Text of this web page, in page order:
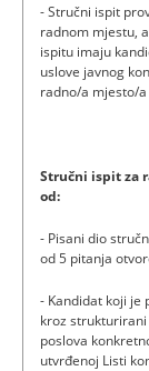
- Stručni ispit
radnom mjestu,
ispitu imaju
uslove javnog
radno/a mjesto/
Stručni ispit za
od:
- Pisani dio
od 5 pitanja
- Kandidat koji je
kroz
poslova
utvrđenoj Listi